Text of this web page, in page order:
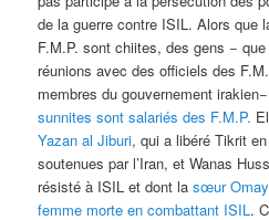
de la guerre contre ISIL. Alors que
F.M.P. sont chiites, des gens −
réunions avec des officiels des
membres du gouvernement
sunnites sont salariés des F.M.P.
Yazan al Jiburi, qui a libéré Tikrit
soutenues par l’Iran, et Wanas
résisté à ISIL et dont lasœur
femme morte en combattant ISIL.